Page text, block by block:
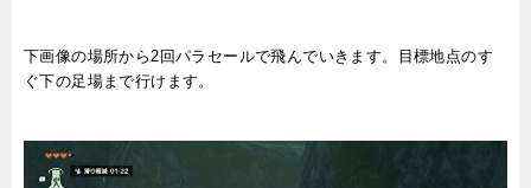
下画像の場所から2回パラセールで飛んでいきます。目標地点のす
ぐ下の足場まで行けます。